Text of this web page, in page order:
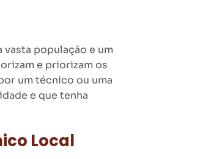
população e um
e priorizam os
um técnico ou uma
e que tenha
Local